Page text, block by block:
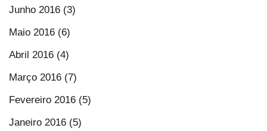
Junho 2016 (3)
Maio 2016 (6)
Abril 2016 (4)
Março 2016 (7)
Fevereiro 2016 (5)
Janeiro 2016 (5)